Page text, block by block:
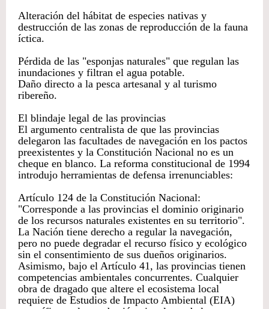
Alteración del hábitat de especies nativas y
destrucción de las zonas de reproducción de la fauna
íctica.
Pérdida de las "esponjas naturales" que regulan las
inundaciones y filtran el agua potable.
Daño directo a la pesca artesanal y al turismo
ribereño.
El blindaje legal de las provincias
El argumento centralista de que las provincias
delegaron las facultades de navegación en los pactos
preexistentes y la Constitución Nacional no es un
cheque en blanco. La reforma constitucional de 1994
introdujo herramientas de defensa irrenunciables:
Artículo 124 de la Constitución Nacional:
"Corresponde a las provincias el dominio originario
de los recursos naturales existentes en su territorio".
La Nación tiene derecho a regular la navegación,
pero no puede degradar el recurso físico y ecológico
sin el consentimiento de sus dueños originarios.
Asimismo, bajo el Artículo 41, las provincias tienen
competencias ambientales concurrentes. Cualquier
obra de dragado que altere el ecosistema local
requiere de Estudios de Impacto Ambiental (EIA)